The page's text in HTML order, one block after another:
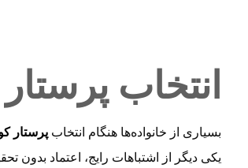
انتخاب
بسیاری از خانواده‌ها هنگام انتخاب پرستار
یکی دیگر از اشتباهات رایج، اعتماد بدون